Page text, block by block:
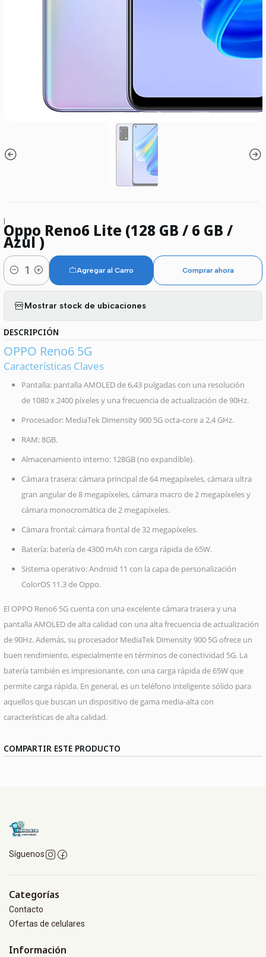
|Oppo Reno6 Lite (128 GB / 6 GB /
Azul )
Cantidad
Agregar al Carro Comprar ahora
Mostrar stock de ubicaciones
DESCRIPCIÓN
OPPO Reno6 5G
Características Claves
Pantalla: pantalla AMOLED de 6,43 pulgadas con una resolución
de 1080 x 2400 píxeles y una frecuencia de actualización de 90Hz.
Procesador: MediaTek Dimensity 900 5G octa-core a 2,4 GHz.
RAM: 8GB.
Almacenamiento interno: 128GB (no expandible).
Cámara trasera: cámara principal de 64 megapíxeles, cámara ultra
gran angular de 8 megapíxeles, cámara macro de 2 megapíxeles y
cámara monocromática de 2 megapíxeles.
Cámara frontal: cámara frontal de 32 megapíxeles.
Batería: batería de 4300 mAh con carga rápida de 65W.
Sistema operativo: Android 11 con la capa de personalización
ColorOS 11.3 de Oppo.
El OPPO Reno6 5G cuenta con una excelente cámara trasera y una
pantalla AMOLED de alta calidad con una alta frecuencia de actualización
de 90Hz. Además, su procesador MediaTek Dimensity 900 5G ofrece un
buen rendimiento, especialmente en términos de conectividad 5G. La
batería también es impresionante, con una carga rápida de 65W que
permite carga rápida. En general, es un teléfono inteligente sólido para
aquellos que buscan un dispositivo de gama media-alta con
características de alta calidad.
COMPARTIR ESTE PRODUCTO
Síguenos
Categorías
Contacto
Ofertas de celulares
Información